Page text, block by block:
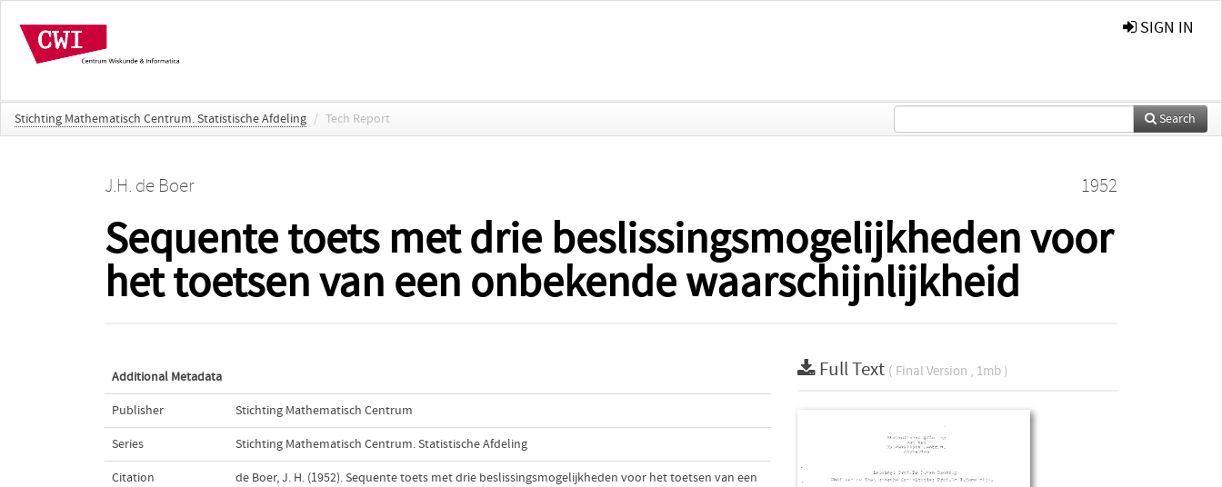
SIGN IN
Stichting Mathematisch Centrum. Statistische Afdeling / Tech Report Search
J.H. de Boer 1952
Sequente toets met drie beslissingsmogelijkheden voor
het toetsen van een onbekende waarschijnlijkheid
Additional Metadata
Publisher Stichting Mathematisch Centrum
Series Stichting Mathematisch Centrum. Statistische Afdeling
Citation
de Boer, J. H. (1952). Sequente toets met drie beslissingsmogelijkheden voor het toetsen van een
Full Text ( Final Version , 1mb )